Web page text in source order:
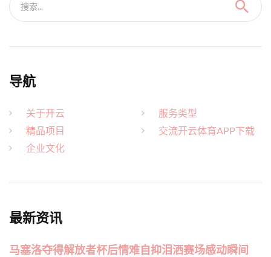
搜索...
导航
关于开云
精品项目
企业文化
服务类型
交流开云体育APP下载
最新资讯
马塞洛夺得解放者杯后情难自抑泪洒赛场感动瞬间